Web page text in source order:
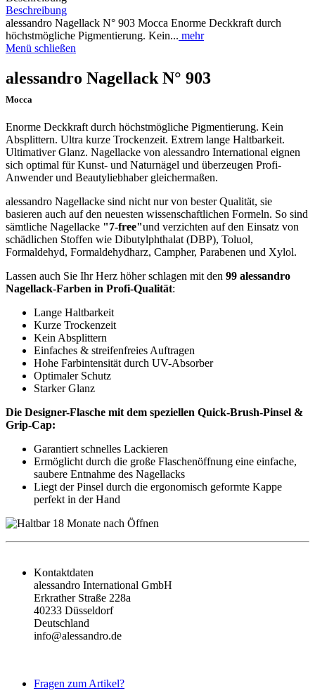
Beschreibung
alessandro Nagellack N° 903 Mocca Enorme Deckkraft durch
höchstmögliche Pigmentierung. Kein... mehr
Menü schließen
alessandro Nagellack N° 903
Mocca
Enorme Deckkraft durch höchstmögliche Pigmentierung. Kein
Absplittern. Ultra kurze Trockenzeit. Extrem lange Haltbarkeit.
Ultimativer Glanz. Nagellacke von alessandro International eignen
sich optimal für Kunst- und Naturnägel und überzeugen Profi-
Anwender und Beautyliebhaber gleichermaßen.
alessandro Nagellacke sind nicht nur von bester Qualität, sie
basieren auch auf den neuesten wissenschaftlichen Formeln. So sind
sämtliche Nagellacke "7-free"und verzichten auf den Einsatz von
schädlichen Stoffen wie Dibutylphthalat (DBP), Toluol,
Formaldehyd, Formaldehydharz, Campher, Parabenen und Xylol.
Lassen auch Sie Ihr Herz höher schlagen mit den 99 alessandro
Nagellack-Farben in Profi-Qualität:
Lange Haltbarkeit
Kurze Trockenzeit
Kein Absplittern
Einfaches & streifenfreies Auftragen
Hohe Farbintensität durch UV-Absorber
Optimaler Schutz
Starker Glanz
Die Designer-Flasche mit dem speziellen Quick-Brush-Pinsel &
Grip-Cap:
Garantiert schnelles Lackieren
Ermöglicht durch die große Flaschenöffnung eine einfache,
saubere Entnahme des Nagellacks
Liegt der Pinsel durch die ergonomisch geformte Kappe
perfekt in der Hand
Kontaktdaten
alessandro International GmbH
Erkrather Straße 228a
40233 Düsseldorf
Deutschland
info@alessandro.de
Fragen zum Artikel?